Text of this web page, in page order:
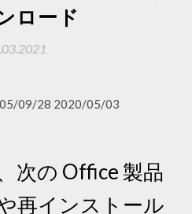
ロード
09/28 2020/05/03
次の Office 製品
再インストール